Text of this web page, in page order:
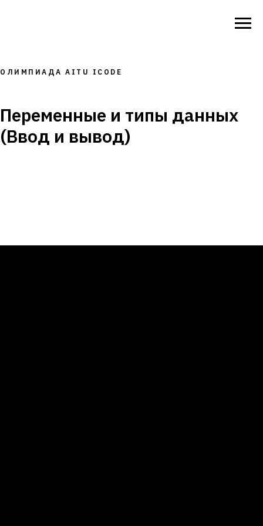
ОЛИМПИАДА AITU ICODE
Переменные и типы данных
(Ввод и вывод)